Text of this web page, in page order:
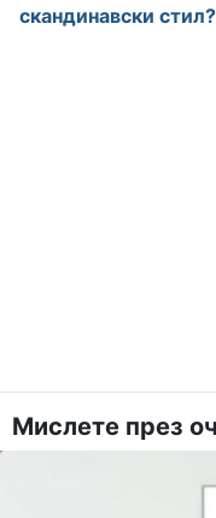
скандинавски стил?
Мислете през